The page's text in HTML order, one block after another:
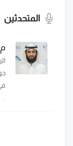
المتحدثين
.